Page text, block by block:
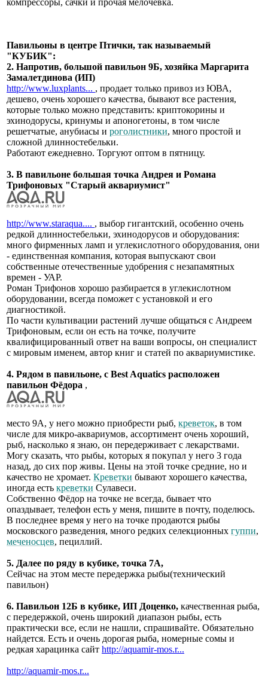
Павильоны в центре Птички, так называемый
"КУБИК":
2. Напротив, большой павильон 9Б, хозяйка Маргарита
Замалетдинова (ИП)
http://www.luxplants... , продает только привоз из ЮВА,
дешево, очень хорошего качества, бывают все растения,
которые только можно представить: криптокорины и
эхинодорусы, кринумы и апоногетоны, в том числе
решетчатые, анубиасы и роголистники, много простой и
сложной длинностебельки.
Работают ежедневно. Торгуют оптом в пятницу.
3. В павильоне большая точка Андрея и Романа
Трифоновых "Старый аквариумист"
http://www.staraqua.... , выбор гигантский, особенно очень
редкой длинностебельки, эхинодорусов и оборудования:
много фирменных ламп и углекислотного оборудования, они
- единственная компания, которая выпускают свои
собственные отечественные удобрения с незапамятных
времен - УАР.
Роман Трифонов хорошо разбирается в углекислотном
оборудовании, всегда поможет с установкой и его
диагностикой.
По части культивации растений лучше общаться с Андреем
Трифоновым, если он есть на точке, получите
квалифицированный ответ на ваши вопросы, он специалист
с мировым именем, автор книг и статей по аквариумистике.
4. Рядом в павильоне, с Best Aquatics расположен
павильон Фёдора ,
место 9А, у него можно приобрести рыб, креветок, в том
числе для микро-аквариумов, ассортимент очень хороший,
рыб, насколько я знаю, он передерживает с лекарствами.
Могу сказать, что рыбы, которых я покупал у него 3 года
назад, до сих пор живы. Цены на этой точке средние, но и
качество не хромает. Креветки бывают хорошего качества,
иногда есть креветки Сулавеси.
Собственно Фёдор на точке не всегда, бывает что
опаздывает, телефон есть у меня, пишите в почту, поделюсь.
В последнее время у него на точке продаются рыбы
московского разведения, много редких селекционных гуппи,
меченосцев, пециллий.
5. Далее по ряду в кубике, точка 7А,
Сейчас на этом месте передержка рыбы(технический
павильон)
6. Павильон 12Б в кубике, ИП Доценко, качественная рыба,
с передержкой, очень широкий диапазон рыбы, есть
практически все, если не нашли, спрашивайте. Обязательно
найдется. Есть и очень дорогая рыба, номерные сомы и
редкая харацинка сайт http://aquamir-mos.r...
http://aquamir-mos.r...